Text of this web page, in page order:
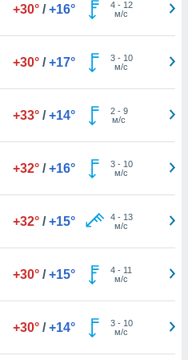
+30° / +16° 4- 12
м/с
+30° / +17° 3- 10
м/с
+33° / +14° 2- 9
м/с
+32° / +16° 3- 10
м/с
+32° / +15° 4- 13
м/с
+30° / +15° 4- 11
м/с
+30° / +14° 3- 10
м/с